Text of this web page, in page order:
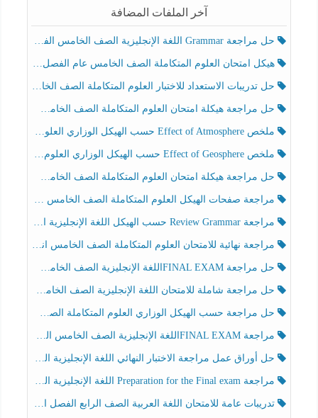
آخر الملفات المضافة
حل مراجعة Grammar اللغة الإنجليزية الصف الخامس الفصل الثالث
هيكل امتحان العلوم المتكاملة الصف الخامس عام الفصل الدراسي الثالث 2025-2026
حل تدريبات الاستعداد للاختبار العلوم المتكاملة الصف الخامس عام الفصل الثالث
حل مراجعة هيكلة امتحان العلوم المتكاملة الصف الخامس انسبير الفصل الثالث
ملخص Effect of Atmosphere حسب الهيكل الوزاري العلوم المتكاملة الصف الخامس انسبير الفصل الثالث
ملخص Effect of Geosphere حسب الهيكل الوزاري العلوم المتكاملة الصف الخامس انسبير الفصل الثالث
حل مراجعة هيكلة امتحان العلوم المتكاملة الصف الخامس عام الفصل الثالث
مراجعة صفحات الهيكل العلوم المتكاملة الصف الخامس انسبير الفصل الثالث
مراجعة Review Grammar حسب الهيكل اللغة الإنجليزية الصف الخامس الفصل الثالث
مراجعة نهائية للامتحان العلوم المتكاملة الصف الخامس انسبير الفصل الثالث
حل مراجعة FINAL EXAMاللغة الإنجليزية الصف الخامس الفصل الثالث
حل مراجعة شاملة للامتحان اللغة الإنجليزية الصف الخامس الفصل الثالث
حل مراجعة حسب الهيكل الوزاري العلوم المتكاملة الصف الخامس عام الفصل الثالث
مراجعة FINAL EXAMاللغة الإنجليزية الصف الخامس الفصل الثالث
حل أوراق عمل مراجعة الاختبار النهائي اللغة الإنجليزية الصف الرابع الفصل الثالث
مراجعة Preparation for the Final exam اللغة الإنجليزية الصف الرابع الفصل الثالث
تدريبات عامة للامتحان اللغة العربية الصف الرابع الفصل الثالث